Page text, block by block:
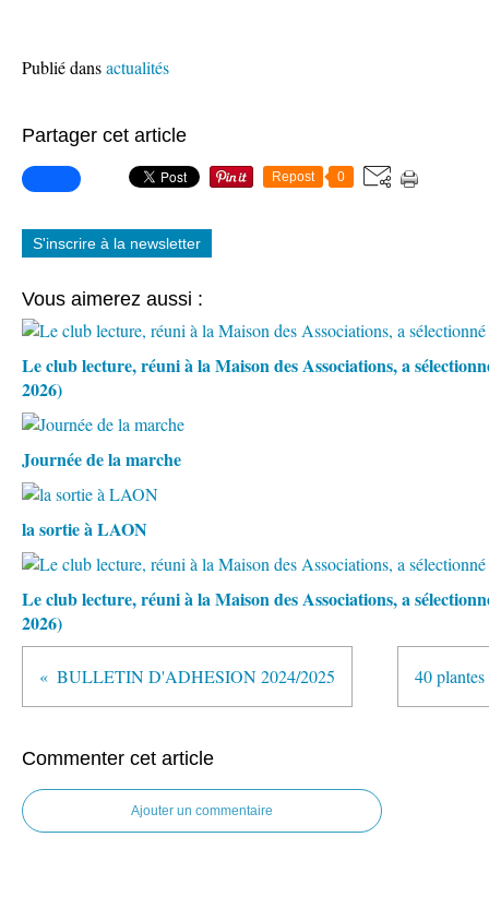
Publié dansactualités
Partager cet article
Repost 0
S'inscrire à la newsletter
Vous aimerez aussi :
Le club lecture, réuni à la Maison des Associations, a
2026)
Journée de la marche
la sortie à LAON
Le club lecture, réuni à la Maison des Associations, a
2026)
BULLETIN D'ADHESION 2024/2025 40
Commenter cet article
Ajouter un commentaire